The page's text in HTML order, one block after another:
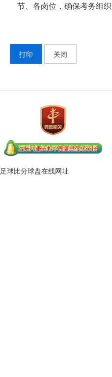
节、各岗位，确保考务组
打印 关闭
足球比分球盘在线网址